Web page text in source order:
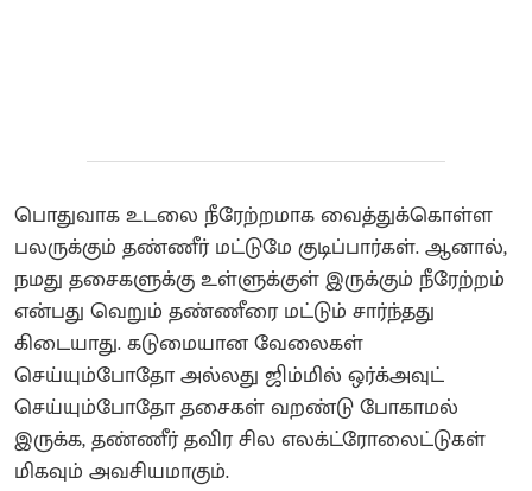
பொதுவாக உடலை நீரேற்றமாக வைத்துக்கொள்ள
பலருக்கும் தண்ணீர் மட்டுமே குடிப்பார்கள். ஆனால்,
நமது தசைகளுக்கு உள்ளுக்குள் இருக்கும் நீரேற்றம்
என்பது வெறும் தண்ணீரை மட்டும் சார்ந்தது
கிடையாது. கடுமையான வேலைகள்
செய்யும்போதோ அல்லது ஜிம்மில் ஒர்க்அவுட்
செய்யும்போதோ தசைகள் வறண்டு போகாமல்
இருக்க, தண்ணீர் தவிர சில எலக்ட்ரோலைட்டுகள்
மிகவும் அவசியமாகும்.